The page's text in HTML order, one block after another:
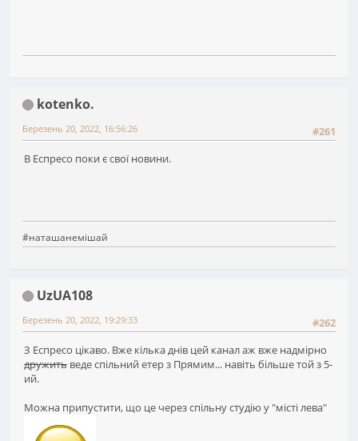
kotenko.
#261
Березень 20, 2022, 16:56:26
В Еспресо поки є свої новини.
#наташанемішай
UzUA108
#262
Березень 20, 2022, 19:29:33
З Еспресо цікаво. Вже кілька днів цей канал аж вже надмірно
дружить веде спільний етер з Прямим... навіть більше той з 5-
ий.
Можна припустити, що це через спільну студію у "місті лева"